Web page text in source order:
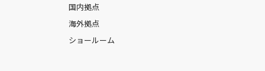
国内拠点
海外拠点
ショールーム